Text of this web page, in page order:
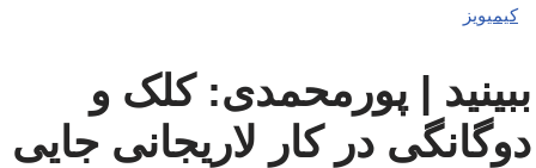
کیمیویز
ببینید | پورمحمدی: کلک و
دوگانگی در کار لاریجانی جایی